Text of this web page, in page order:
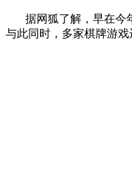
据网狐了解，早在今
与此同时，多家棋牌游